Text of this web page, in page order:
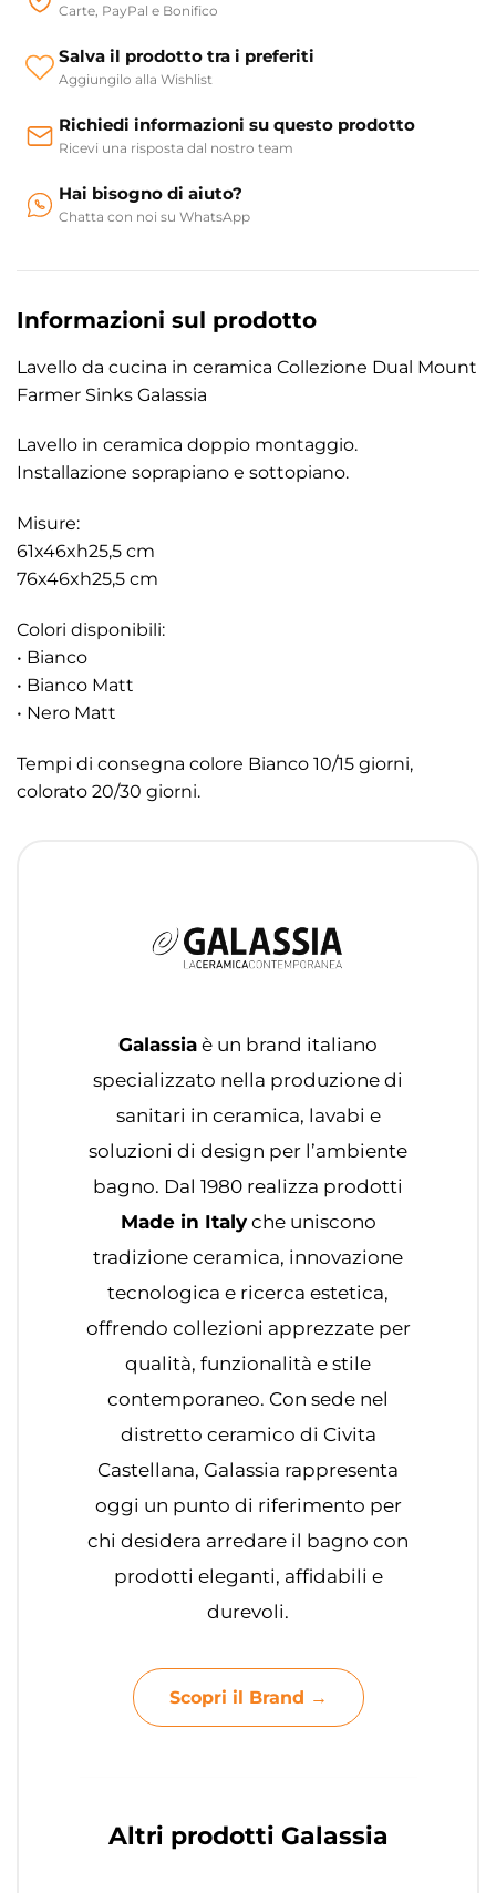
Carte, PayPal e Bonifico
Salva il prodotto tra i preferiti
Aggiungilo alla Wishlist
Richiedi informazioni su questo prodotto
Ricevi una risposta dal nostro team
Hai bisogno di aiuto?
Chatta con noi su WhatsApp
Informazioni sul prodotto
Lavello da cucina in ceramica Collezione Dual Mount
Farmer Sinks Galassia
Lavello in ceramica doppio montaggio.
Installazione soprapiano e sottopiano.
Misure:
61x46xh25,5 cm
76x46xh25,5 cm
Colori disponibili:
• Bianco
• Bianco Matt
• Nero Matt
Tempi di consegna colore Bianco 10/15 giorni,
colorato 20/30 giorni.
Galassia è un brand italiano
specializzato nella produzione di
sanitari in ceramica, lavabi e
soluzioni di design per l’ambiente
bagno. Dal 1980 realizza prodotti
Made in Italyche uniscono
tradizione ceramica, innovazione
tecnologica e ricerca estetica,
offrendo collezioni apprezzate per
qualità, funzionalità e stile
contemporaneo. Con sede nel
distretto ceramico di Civita
Castellana, Galassia rappresenta
oggi un punto di riferimento per
chi desidera arredare il bagno con
prodotti eleganti, affidabili e
durevoli.
Scopri il Brand →
Altri prodotti Galassia